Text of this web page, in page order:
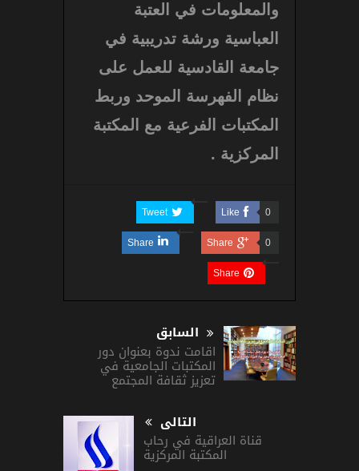
والمعلومات في العتبة
العباسية ورشة تدريبية في
جامعة القادسية للعمل على
نظام الفهرسة الموحد وربط
المكتبات الفرعية مع المكتبة
المركزية .
Like 0
Tweet
Share 0
Share
Share
السابق
اقامت ندوة بعنوان دور
المكتبات الجامعية في
تعزيز ثقافة المجتمع
التالى
قناة العراقية في رحاب
المكتبة المركزية